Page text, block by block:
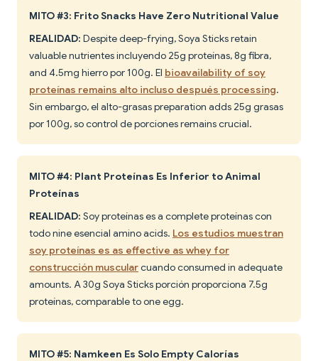
MITO #3: Frito Snacks Have Zero Nutritional Value
REALIDAD: Despite deep-frying, Soya Sticks retain
valuable nutrientes incluyendo 25g proteínas, 8g fibra,
and 4.5mg hierro por 100g. El bioavailability of soy
proteínas remains alto incluso después processing.
Sin embargo, el alto-grasas preparation adds 25g grasas
por 100g, so control de porciones remains crucial.
MITO #4: Plant Proteínas Es Inferior to Animal
Proteínas
REALIDAD: Soy proteínas es a complete proteínas con
todo nine esencial amino acids. Los estudios muestran
soy proteínas es as effective as whey for
construcción muscularcuando consumed in adequate
amounts. A 30g Soya Sticks porción proporciona 7.5g
proteínas, comparable to one egg.
MITO #5: Namkeen Es Solo Empty Calorías